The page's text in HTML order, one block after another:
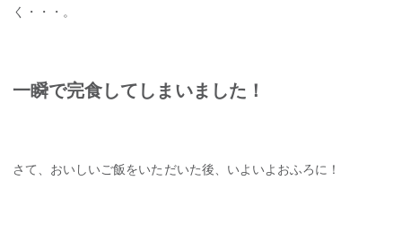
く・・・。
一瞬で完食してしまいました！
さて、おいしいご飯をいただいた後、いよいよおふろに！